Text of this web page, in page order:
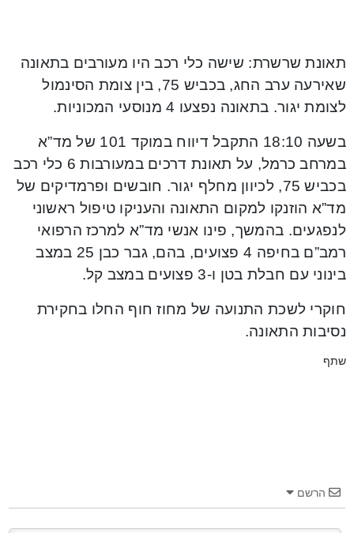
תאונת שרשרת: שישה כלי רכב היו מעורבים בתאונה
שאירעה ערב החג, בכביש 75, בין צומת הסינמול
לצומת יגור. בתאונה נפצעו 4 מנוסעי המכוניות.
בשעה 18:10 התקבל דיווח במוקד 101 של מד”א
במרחב כרמל, על תאונת דרכים במעורבות 6 כלי רכב
בכביש 75, לכיוון מחלף יגור. חובשים ופרמדיקים של
מד”א הוזנקו למקום התאונה והעניקו טיפול ראשוני
לנפגעים. בהמשך, פינו אנשי מד”א למרכז הרפואי
רמב”ם בחיפה 4 פצועים, בהם, גבר כבן 25 במצב
בינוני עם חבלת בטן ו-3 פצועים במצב קל.
חוקרי לשכת התנועה של מחוז חוף החלו בחקירת
נסיבות התאונה.
שתף
הרשם